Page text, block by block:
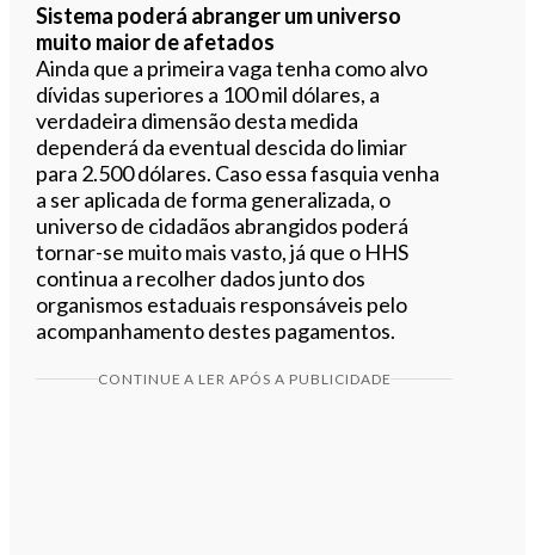
Sistema poderá abranger um universo
muito maior de afetados
Ainda que a primeira vaga tenha como alvo
dívidas superiores a 100 mil dólares, a
verdadeira dimensão desta medida
dependerá da eventual descida do limiar
para 2.500 dólares. Caso essa fasquia venha
a ser aplicada de forma generalizada, o
universo de cidadãos abrangidos poderá
tornar-se muito mais vasto, já que o HHS
continua a recolher dados junto dos
organismos estaduais responsáveis pelo
acompanhamento destes pagamentos.
CONTINUE A LER APÓS A PUBLICIDADE